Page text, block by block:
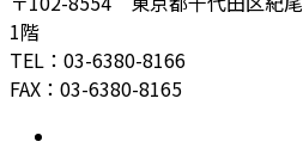
1階
TEL：03-6380-8166
FAX：03-6380-8165